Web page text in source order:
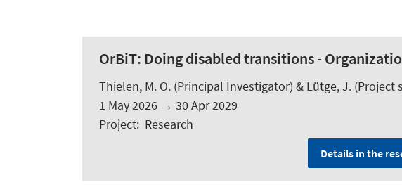
OrBiT: Doing disabled transitions -
Thielen, M. O. (Principal Investigator) & Lütge, J. (Project
1 May 2026 → 30 Apr 2029
Project: Research
Details in the